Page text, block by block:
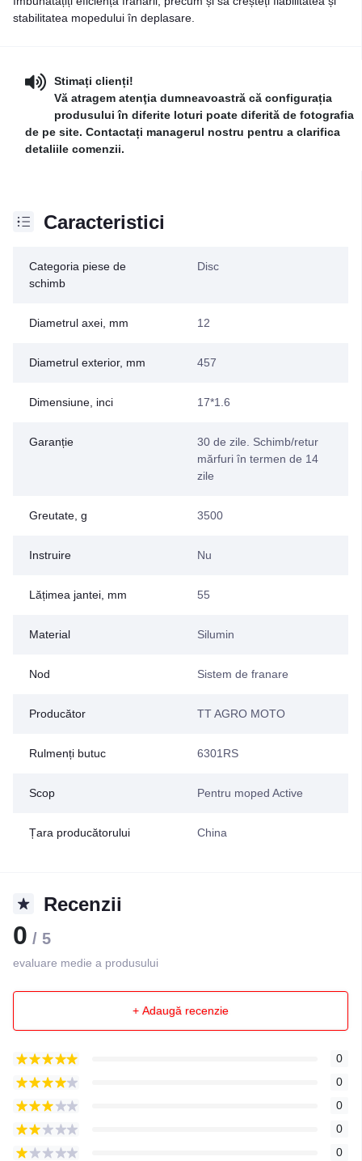
stabilitatea mopedului în deplasare.
Stimați clienți!
Vă atragem atenţia dumneavoastră că configurația
produsului în diferite loturi poate diferită de fotografia
de pe site. Contactați managerul nostru pentru a clarifica
detaliile comenzii.
Caracteristici
Categoria piese de
schimb
Disc
Diametrul axei, mm 12
Diametrul exterior, mm 457
Dimensiune, inci 17*1.6
Garanție
30 de zile. Schimb/retur
mărfuri în termen de 14
zile
Greutate, g 3500
Instruire Nu
Lățimea jantei, mm 55
Material Silumin
Nod Sistem de franare
Producător TT AGRO MOTO
Rulmenți butuc 6301RS
Scop Pentru moped Active
Țara producătorului China
Recenzii
0 / 5
evaluare medie a produsului
+ Adaugă recenzie
0
0
0
0
0